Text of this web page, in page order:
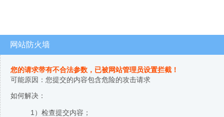
网站防火墙
您的请求带有不合法参数，已被网站管理员设置拦截！
可能原因：您提交的内容包含危险的攻击请求
如何解决：
1）检查提交内容；